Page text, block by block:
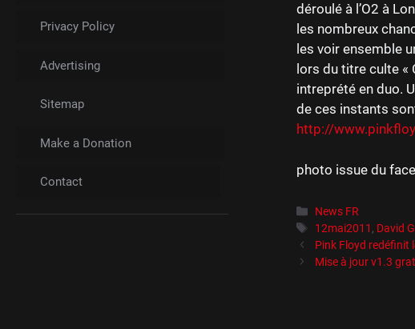
déroulé à l’O2 à
les nombreux
les voir ensemble
lors du titre culte «
intreprété en duo.
de ces instants
http://
photo issue du
Catégories
News FR
Étiquettes
12mai2011 , David
Pink Floyd redéfinit
Mise à jour v1.3
Privacy Policy
Advertising
Sitemap
Make a Donation
Contact